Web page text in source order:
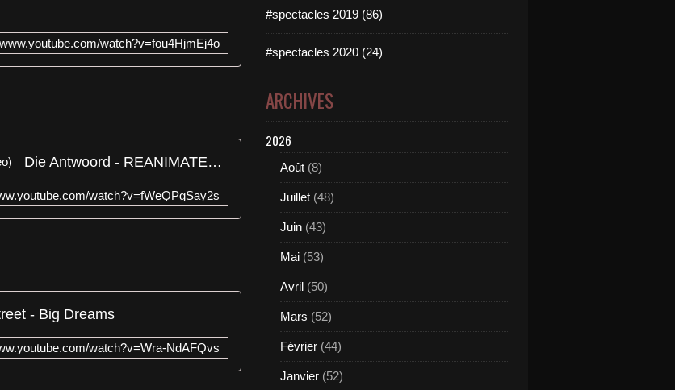
watch?v=fou4HjmEj4o
Die Antwoord - REANIMATED (Lyric Video)
watch?v=fWeQPgSay2s
- Big Dreams
watch?v=Wra-NdAFQvs
#spectacles 2019 (86)
#spectacles 2020 (24)
ARCHIVES
2026
Août (8)
Juillet (48)
Juin (43)
Mai (53)
Avril (50)
Mars (52)
Février (44)
Janvier (52)